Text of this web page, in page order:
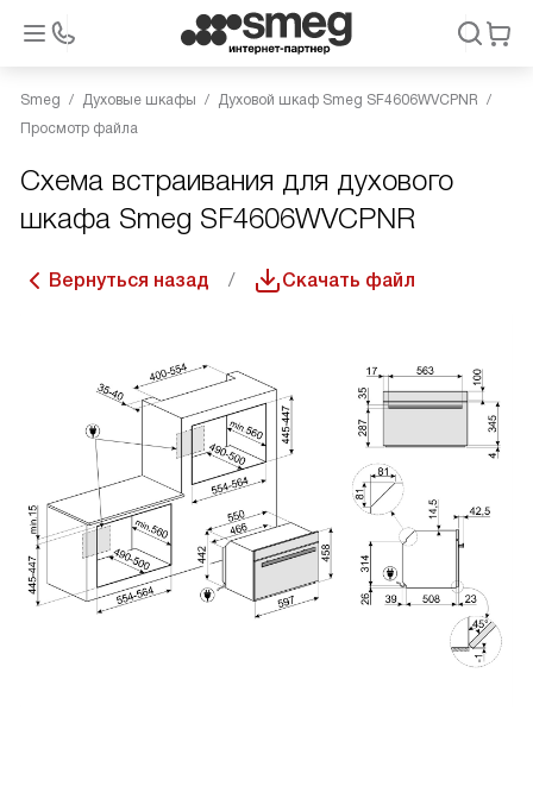
Smeg Духовые шкафы
Духовой шкаф Smeg SF4606WVCPNR
Просмотр файла
Схема встраивания для духового
шкафа Smeg SF4606WVCPNR
Вернуться назад Скачать файл